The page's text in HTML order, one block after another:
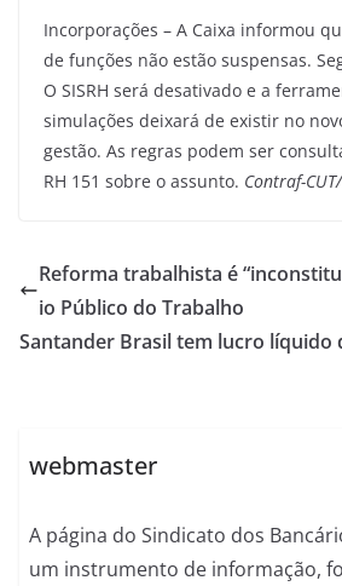
Incorporações – A Caixa informou
de funções não estão suspensas.
O SISRH será desativado e a
simulações deixará de existir no
gestão. As regras podem ser
RH 151 sobre o assunto. Contraf-
Reforma trabalhista é
io Público do Trabalho
Santander Brasil tem lucro líquido
webmaster
A página do Sindicato dos
um instrumento de informação,